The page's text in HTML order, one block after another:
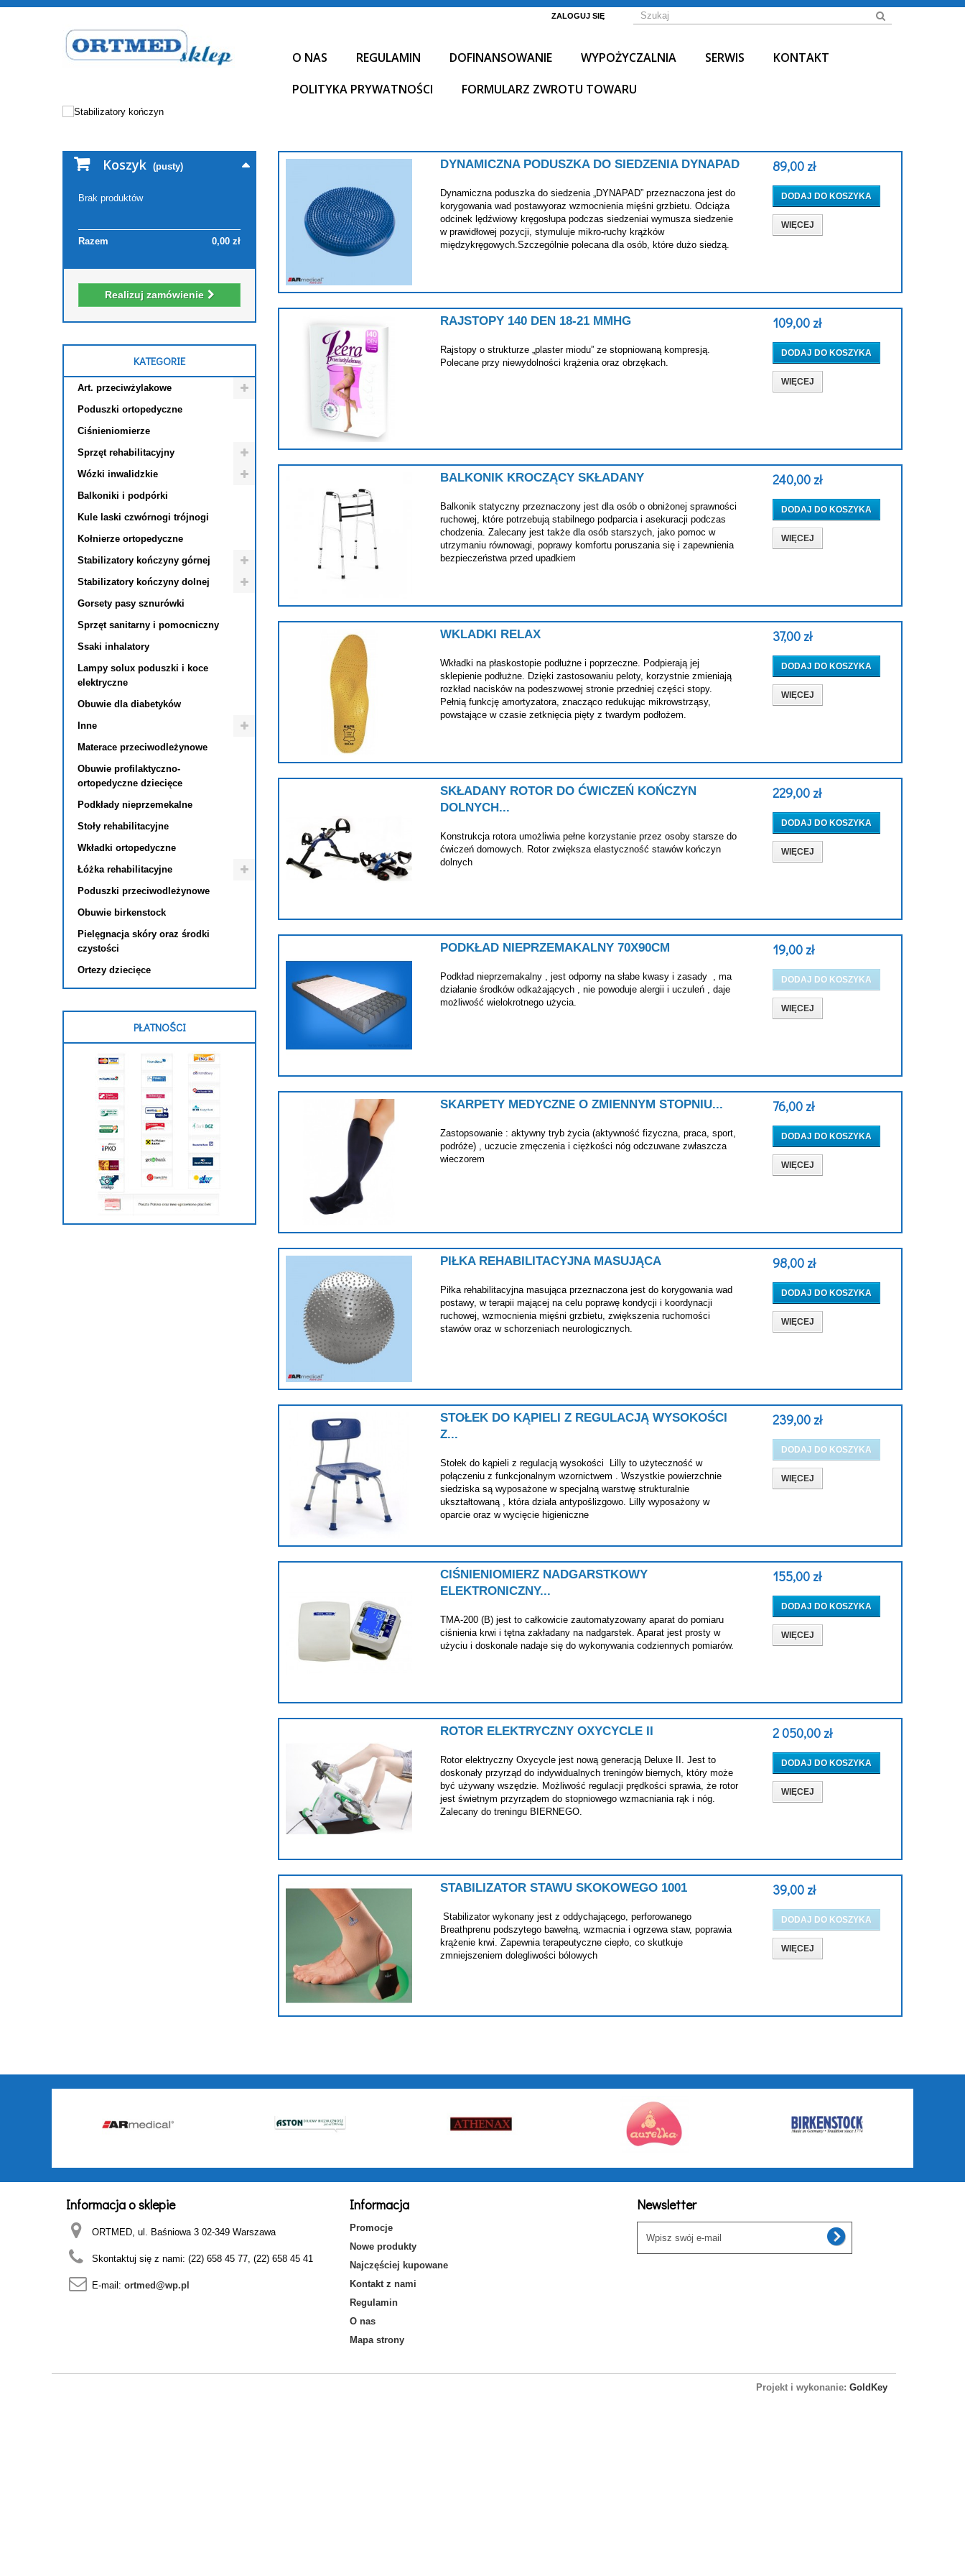
ZALOGUJ SIĘ
O NAS REGULAMIN DOFINANSOWANIE WYPOŻYCZALNIA SERWIS
KONTAKT
POLITYKA PRYWATNOŚCI
FORMULARZ ZWROTU TOWARU
ŚWIADCZYMY PROFESJONALNE USŁUGI
NA NAJWYŻSZYM POZIOMIE
REFUNDACJA NFZ
Koszyk (pusty)
Brak produktów
0,00 zł
Razem
Realizuj zamówienie
KATEGORIE
Art. przeciwżylakowe
Poduszki ortopedyczne
Ciśnieniomierze
Sprzęt rehabilitacyjny
Wózki inwalidzkie
Balkoniki i podpórki
Kule laski czwórnogi trójnogi
Kołnierze ortopedyczne
Stabilizatory kończyny górnej
Stabilizatory kończyny dolnej
Gorsety pasy sznurówki
Sprzęt sanitarny i pomocniczny
Ssaki inhalatory
Lampy solux poduszki i koce
elektryczne
Obuwie dla diabetyków
Inne
Materace przeciwodleżynowe
Obuwie profilaktyczno-
ortopedyczne dziecięce
Podkłady nieprzemekalne
Stoły rehabilitacyjne
Wkładki ortopedyczne
Łóżka rehabilitacyjne
Poduszki przeciwodleżynowe
Obuwie birkenstock
Pielęgnacja skóry oraz środki
czystości
Ortezy dziecięce
PŁATNOŚCI
DYNAMICZNA PODUSZKA DO SIEDZENIA DYNAPAD
Dynamiczna poduszka do siedzenia „DYNAPAD” przeznaczona jest do
korygowania wad postawyoraz wzmocnienia mięśni grzbietu. Odciąża
odcinek lędźwiowy kręgosłupa podczas siedzeniai wymusza siedzenie
w prawidłowej pozycji, stymuluje mikro-ruchy krążków
międzykręgowych.Szczególnie polecana dla osób, które dużo siedzą.
89,00 zł
DODAJ DO KOSZYKA
WIĘCEJ
RAJSTOPY 140 DEN 18-21 MMHG
Rajstopy o strukturze „plaster miodu” ze stopniowaną kompresją.
Polecane przy niewydolności krążenia oraz obrzękach.
109,00 zł
DODAJ DO KOSZYKA
WIĘCEJ
BALKONIK KROCZĄCY SKŁADANY
Balkonik statyczny przeznaczony jest dla osób o obniżonej sprawności
ruchowej, które potrzebują stabilnego podparcia i asekuracji podczas
chodzenia. Zalecany jest także dla osób starszych, jako pomoc w
utrzymaniu równowagi, poprawy komfortu poruszania się i zapewnienia
bezpieczeństwa przed upadkiem
240,00 zł
DODAJ DO KOSZYKA
WIĘCEJ
WKLADKI RELAX
Wkładki na płaskostopie podłużne i poprzeczne. Podpierają jej
sklepienie podłużne. Dzięki zastosowaniu peloty, korzystnie zmieniają
rozkład nacisków na podeszwowej stronie przedniej części stopy.
Pełnią funkcję amortyzatora, znacząco redukując mikrowstrząsy,
powstające w czasie zetknięcia pięty z twardym podłożem.
37,00 zł
DODAJ DO KOSZYKA
WIĘCEJ
SKŁADANY ROTOR DO ĆWICZEŃ KOŃCZYN
DOLNYCH...
Konstrukcja rotora umożliwia pełne korzystanie przez osoby starsze do
ćwiczeń domowych. Rotor zwiększa elastyczność stawów kończyn
dolnych
229,00 zł
DODAJ DO KOSZYKA
WIĘCEJ
PODKŁAD NIEPRZEMAKALNY 70X90CM
Podkład nieprzemakalny , jest odporny na słabe kwasy i zasady , ma
działanie środków odkażających , nie powoduje alergii i uczuleń , daje
możliwość wielokrotnego użycia.
19,00 zł
DODAJ DO KOSZYKA
WIĘCEJ
SKARPETY MEDYCZNE O ZMIENNYM STOPNIU...
Zastopsowanie : aktywny tryb życia (aktywność fizyczna, praca, sport,
podróże) , uczucie zmęczenia i ciężkości nóg odczuwane zwłaszcza
wieczorem
76,00 zł
DODAJ DO KOSZYKA
WIĘCEJ
PIŁKA REHABILITACYJNA MASUJĄCA
Piłka rehabilitacyjna masująca przeznaczona jest do korygowania wad
postawy, w terapii mającej na celu poprawę kondycji i koordynacji
ruchowej, wzmocnienia mięśni grzbietu, zwiększenia ruchomości
stawów oraz w schorzeniach neurologicznych.
98,00 zł
DODAJ DO KOSZYKA
WIĘCEJ
STOŁEK DO KĄPIELI Z REGULACJĄ WYSOKOŚCI
Z...
Stołek do kąpieli z regulacją wysokości Lilly to użyteczność w
połączeniu z funkcjonalnym wzornictwem . Wszystkie powierzchnie
siedziska są wyposażone w specjalną warstwę strukturalnie
ukształtowaną , która działa antypoślizgowo. Lilly wyposażony w
oparcie oraz w wycięcie higieniczne
239,00 zł
DODAJ DO KOSZYKA
WIĘCEJ
CIŚNIENIOMIERZ NADGARSTKOWY
ELEKTRONICZNY...
TMA-200 (B) jest to całkowicie zautomatyzowany aparat do pomiaru
ciśnienia krwi i tętna zakładany na nadgarstek. Aparat jest prosty w
użyciu i doskonale nadaje się do wykonywania codziennych pomiarów.
155,00 zł
DODAJ DO KOSZYKA
WIĘCEJ
ROTOR ELEKTRYCZNY OXYCYCLE II
Rotor elektryczny Oxycycle jest nową generacją Deluxe II. Jest to
doskonały przyrząd do indywidualnych treningów biernych, który może
być używany wszędzie. Możliwość regulacji prędkości sprawia, że rotor
jest świetnym przyrządem do stopniowego wzmacniania rąk i nóg.
Zalecany do treningu BIERNEGO.
2 050,00 zł
DODAJ DO KOSZYKA
WIĘCEJ
STABILIZATOR STAWU SKOKOWEGO 1001
Stabilizator wykonany jest z oddychającego, perforowanego
Breathprenu podszytego bawełną, wzmacnia i ogrzewa staw, poprawia
krążenie krwi. Zapewnia terapeutyczne ciepło, co skutkuje
zmniejszeniem dolegliwości bólowych
39,00 zł
DODAJ DO KOSZYKA
WIĘCEJ
Informacja o sklepie
ORTMED, ul. Baśniowa 3 02-349 Warszawa
Skontaktuj się z nami: (22) 658 45 77, (22) 658 45 41
E-mail: ortmed@wp.pl
Informacja
Promocje
Nowe produkty
Najczęściej kupowane
Kontakt z nami
Regulamin
O nas
Mapa strony
Newsletter
Projekt i wykonanie: GoldKey